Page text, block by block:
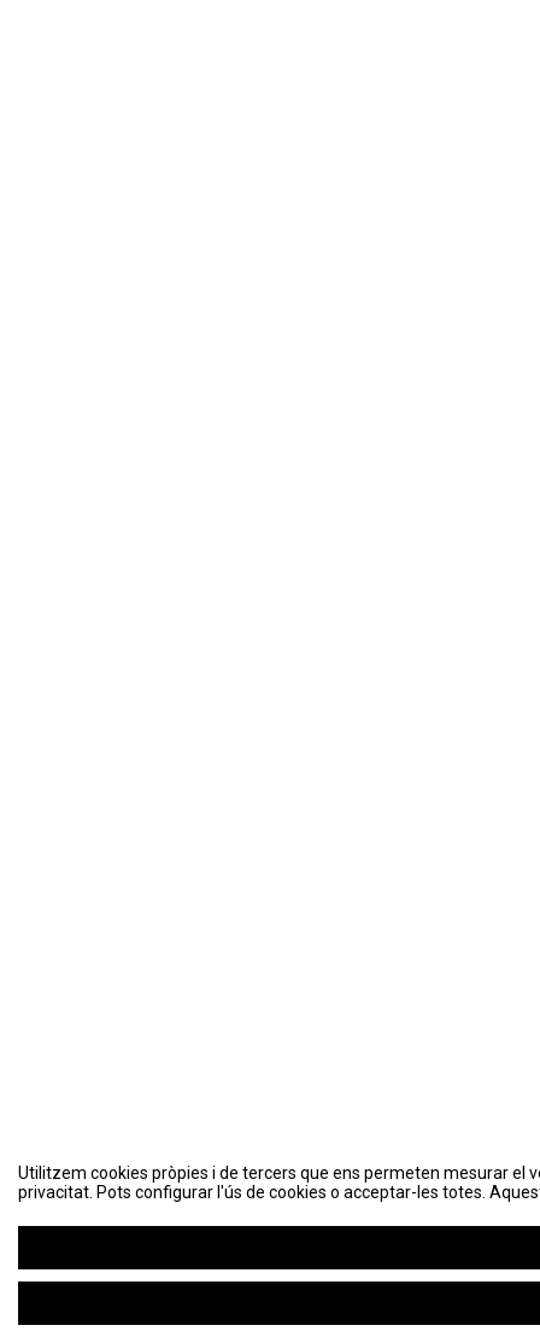
Utilitzem cookies pròpies i de tercers que ens permeten mesurar el
privacitat. Pots configurar l'ús de cookies o acceptar-les totes.
Utilitzem cookies pròpies i de tercers que ens permeten mesurar el
privacitat. Pots configurar l'ús de cookies o acceptar-les totes.